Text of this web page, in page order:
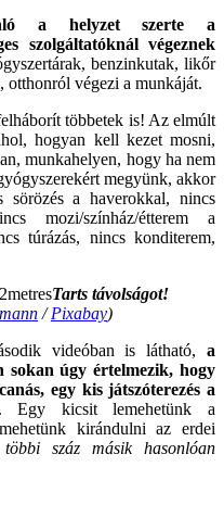
a helyzet szerte a
szolgáltatóknál végeznek
benzinkutak, likőr
végezi a munkáját.
többetek is! Az elmúlt
hogyan kell kezet mosni,
munkahelyen, hogy ha nem
megyünk, akkor
sörözés a haverokkal, nincs
mozi/színház/étterem a
túrázás, nincs konditerem,
Tarts távolságot!
/Pixabay)
videóban is látható, a
sokan úgy értelmezik, hogy
egy kis játszóterezés a
Egy kicsit lemehetünk a
kirándulni az erdei
száz másik hasonlóan